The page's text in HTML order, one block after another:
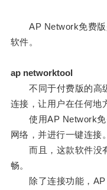
AP Network免费版
软件。
ap networktool
不同于付费版的高级
连接，让用户在任何地
使用AP Network免
网络，并进行一键连接。
而且，这款软件没有
畅。
除了连接功能，AP